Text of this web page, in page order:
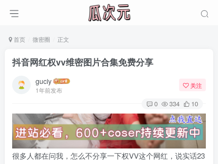
首页 微密圈 正文
抖音网红权vv维密图片合集免费分享
guciy
1年前发布
关注
0 334 10
很多人都在问我，怎么不分享一下权VV这个网红，说实话23